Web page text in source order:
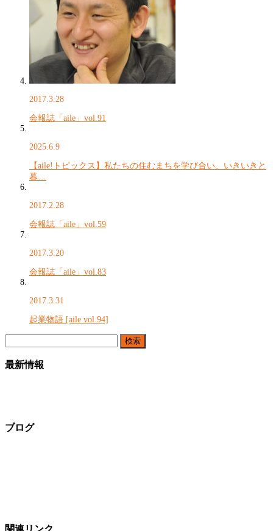
2017.3.28
会報誌「aile」vol.91
2025.6.9
【aile!トピックス】私たちの住むまちを学び合い、いきいきと
暮…
2017.2.28
会報誌「aile」vol.59
2017.3.20
会報誌「aile」vol.83
2017.3.31
起業物語 [aile vol.94]
検
索:
最新情報
ブログ